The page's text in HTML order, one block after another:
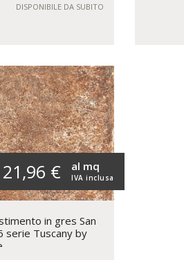
DISPONIBILE DA SUBITO
21,96 € IVA inclusa
al mq
in gres San
serie Tuscany by